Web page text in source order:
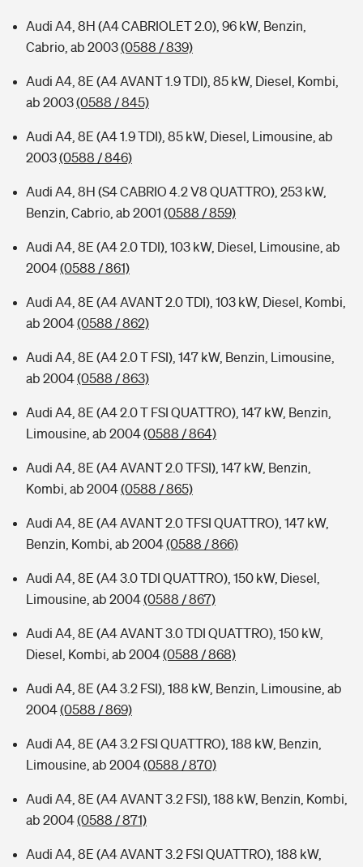
Audi A4, 8H (A4 CABRIOLET 2.0), 96 kW, Benzin,
Cabrio, ab 2003(0588 / 839)
Audi A4, 8E (A4 AVANT 1.9 TDI), 85 kW, Diesel, Kombi,
ab 2003(0588 / 845)
Audi A4, 8E (A4 1.9 TDI), 85 kW, Diesel, Limousine, ab
2003(0588 / 846)
Audi A4, 8H (S4 CABRIO 4.2 V8 QUATTRO), 253 kW,
Benzin, Cabrio, ab 2001 (0588 / 859)
Audi A4, 8E (A4 2.0 TDI), 103 kW, Diesel, Limousine, ab
2004(0588 / 861)
Audi A4, 8E (A4 AVANT 2.0 TDI), 103 kW, Diesel, Kombi,
ab 2004(0588 / 862)
Audi A4, 8E (A4 2.0 T FSI), 147 kW, Benzin, Limousine,
ab 2004(0588 / 863)
Audi A4, 8E (A4 2.0 T FSI QUATTRO), 147 kW, Benzin,
Limousine, ab 2004(0588 / 864)
Audi A4, 8E (A4 AVANT 2.0 TFSI), 147 kW, Benzin,
Kombi, ab 2004(0588 / 865)
Audi A4, 8E (A4 AVANT 2.0 TFSI QUATTRO), 147 kW,
Benzin, Kombi, ab 2004(0588 / 866)
Audi A4, 8E (A4 3.0 TDI QUATTRO), 150 kW, Diesel,
Limousine, ab 2004(0588 / 867)
Audi A4, 8E (A4 AVANT 3.0 TDI QUATTRO), 150 kW,
Diesel, Kombi, ab 2004(0588 / 868)
Audi A4, 8E (A4 3.2 FSI), 188 kW, Benzin, Limousine, ab
2004(0588 / 869)
Audi A4, 8E (A4 3.2 FSI QUATTRO), 188 kW, Benzin,
Limousine, ab 2004(0588 / 870)
Audi A4, 8E (A4 AVANT 3.2 FSI), 188 kW, Benzin, Kombi,
ab 2004(0588 / 871)
Audi A4, 8E (A4 AVANT 3.2 FSI QUATTRO), 188 kW,